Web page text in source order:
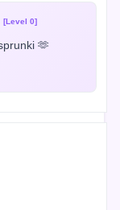
[Level 0]
🫶